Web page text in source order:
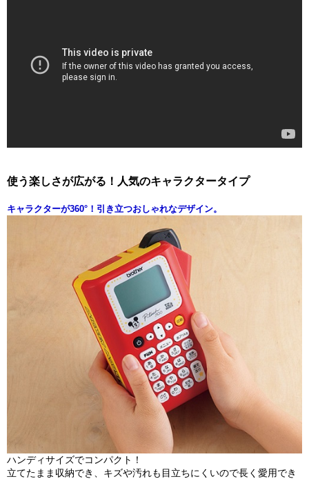
使う楽しさが広がる！人気のキャラクタータイプ
キャラクターが360°！引き立つおしゃれなデザイン。
ハンディサイズでコンパクト！
立てたまま収納でき、キズや汚れも目立ちにくいので長く愛用でき